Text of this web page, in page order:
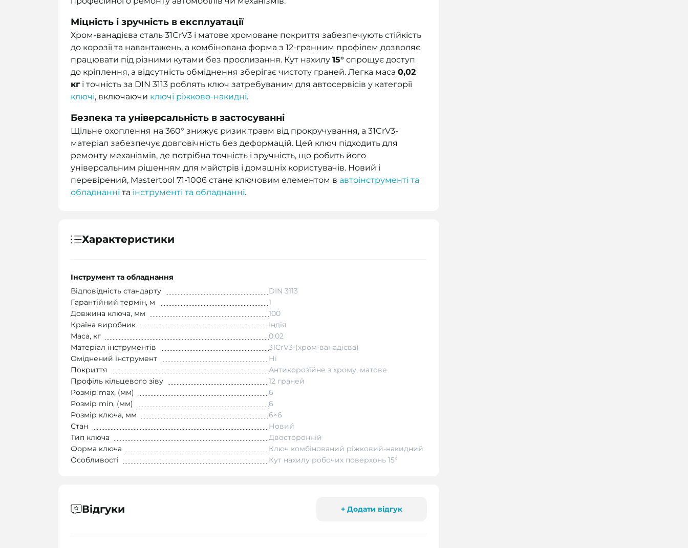
Міцність і зручність в експлуатації
Хром-ванадієва сталь 31CrV3 і матове хромоване покриття забезпечують стійкість
до корозії та навантажень, а комбінована форма з 12-гранним профілем дозволяє
працювати під різними кутами без прослизання. Кут нахилу 15° спрощує доступ
до кріплення, а відсутність обміднення зберігає чистоту граней. Легка маса 0,02
кг і точність за DIN 3113 роблять ключ затребуваним для автосервісів у категорії
ключі, включаючи ключі ріжково-накидні.
Безпека та універсальність в застосуванні
Щільне охоплення на 360° знижує ризик травм від прокручування, а 31CrV3-
матеріал забезпечує довговічність без деформацій. Цей ключ підходить для
ремонту механізмів, де потрібна точність і зручність, що робить його
універсальним рішенням для майстрів і домашніх користувачів. Новий і
перевірений, Mastertool 71-1006 стане ключовим елементом в автоінструменті та
обладнанні та інструменті та обладнанні.
Характеристики
Інструмент та обладнання
Відповідність стандарту
DIN 3113
Гарантійний термін, м
1
Довжина ключа, мм
100
Країна виробник
Індія
Маса, кг
0.02
Матеріал інструментів
31CrV3-(хром-ванадієва)
Оміднений інструмент
Ні
Покриття
Антикорозійне з хрому, матове
Профіль кільцевого зіву
12 граней
Розмір max, (мм)
6
Розмір min, (мм)
6
Розмір ключа, мм
6×6
Стан
Новий
Тип ключа
Двосторонній
Форма ключа
Ключ комбінований ріжковий-накидний
Особливості
Кут нахилу робочих поверхонь 15°
Відгуки + Додати відгук